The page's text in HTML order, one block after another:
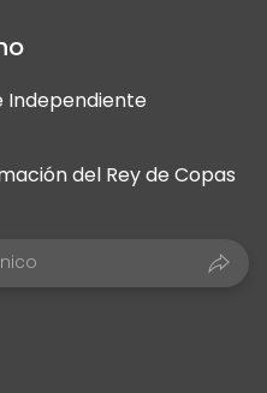
Independiente
del Rey de Copas